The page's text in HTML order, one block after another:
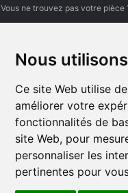
Nous
Ce site Web utilise
améliorer votre
fonctionnalités de
site Web, pour
personnaliser les
pertinentes pour
Vous ne trouvez pas votre pièce
Faites découvrir ce site à un ami
Ajouter votre témoignage
Voir tous les témoignages
Liens